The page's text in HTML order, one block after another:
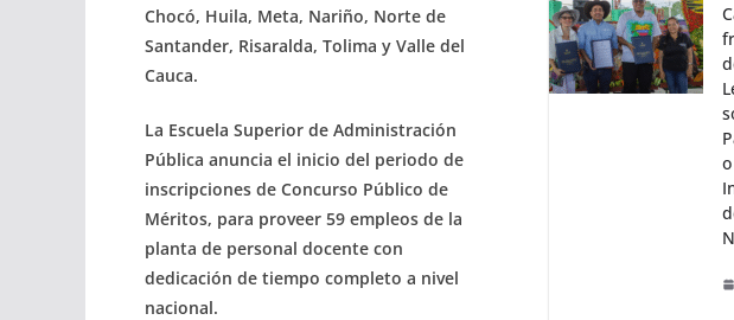
Chocó, Huila, Meta, Nariño, Norte de
Santander, Risaralda, Tolima y Valle del
Cauca.
La Escuela Superior de Administración
Pública anuncia el inicio del periodo de
inscripciones de Concurso Público de
Méritos, para proveer 59 empleos de la
planta de personal docente con
dedicación de tiempo completo a nivel
nacional.